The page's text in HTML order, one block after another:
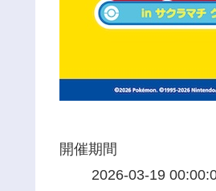
開催期間
2026-03-19